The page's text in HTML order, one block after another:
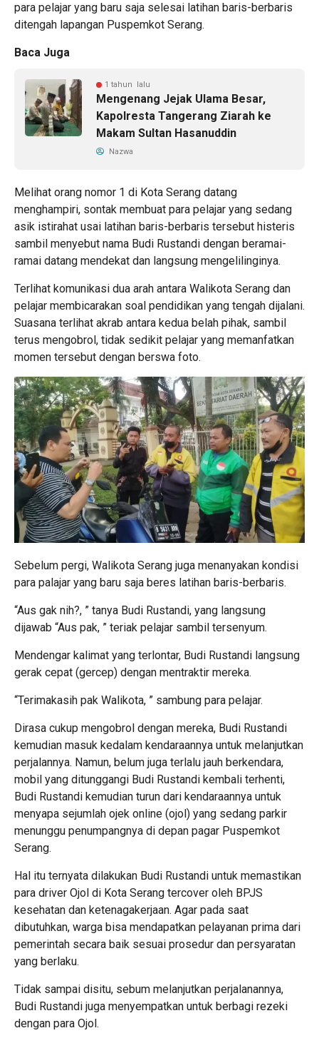
para pelajar yang baru saja selesai latihan baris-berbaris
ditengah lapangan Puspemkot Serang.
Baca Juga
1 tahun lalu
Mengenang Jejak Ulama Besar,
Kapolresta Tangerang Ziarah ke
Makam Sultan Hasanuddin
Nazwa
Melihat orang nomor 1 di Kota Serang datang
menghampiri, sontak membuat para pelajar yang sedang
asik istirahat usai latihan baris-berbaris tersebut histeris
sambil menyebut nama Budi Rustandi dengan beramai-
ramai datang mendekat dan langsung mengelilinginya.
Terlihat komunikasi dua arah antara Walikota Serang dan
pelajar membicarakan soal pendidikan yang tengah dijalani.
Suasana terlihat akrab antara kedua belah pihak, sambil
terus mengobrol, tidak sedikit pelajar yang memanfatkan
momen tersebut dengan berswa foto.
Sebelum pergi, Walikota Serang juga menanyakan kondisi
para palajar yang baru saja beres latihan baris-berbaris.
“Aus gak nih?, ” tanya Budi Rustandi, yang langsung
dijawab “Aus pak, ” teriak pelajar sambil tersenyum.
Mendengar kalimat yang terlontar, Budi Rustandi langsung
gerak cepat (gercep) dengan mentraktir mereka.
“Terimakasih pak Walikota, ” sambung para pelajar.
Dirasa cukup mengobrol dengan mereka, Budi Rustandi
kemudian masuk kedalam kendaraannya untuk melanjutkan
perjalannya. Namun, belum juga terlalu jauh berkendara,
mobil yang ditunggangi Budi Rustandi kembali terhenti,
Budi Rustandi kemudian turun dari kendaraannya untuk
menyapa sejumlah ojek online (ojol) yang sedang parkir
menunggu penumpangnya di depan pagar Puspemkot
Serang.
Hal itu ternyata dilakukan Budi Rustandi untuk memastikan
para driver Ojol di Kota Serang tercover oleh BPJS
kesehatan dan ketenagakerjaan. Agar pada saat
dibutuhkan, warga bisa mendapatkan pelayanan prima dari
pemerintah secara baik sesuai prosedur dan persyaratan
yang berlaku.
Tidak sampai disitu, sebum melanjutkan perjalanannya,
Budi Rustandi juga menyempatkan untuk berbagi rezeki
dengan para Ojol.